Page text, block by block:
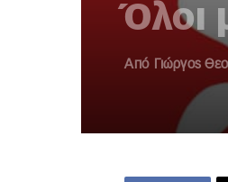
Όλοι
Από Γιώργος